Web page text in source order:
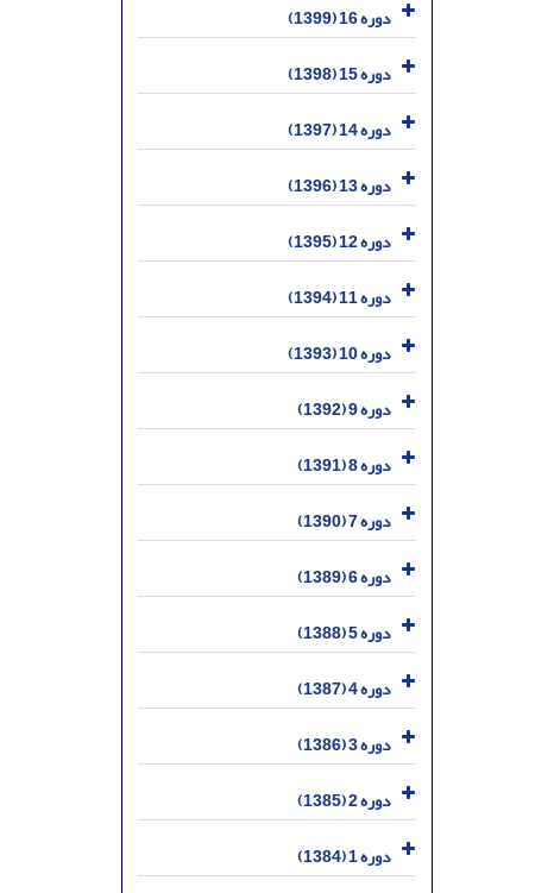
دوره 16 (1399)
دوره 15 (1398)
دوره 14 (1397)
دوره 13 (1396)
دوره 12 (1395)
دوره 11 (1394)
دوره 10 (1393)
دوره 9 (1392)
دوره 8 (1391)
دوره 7 (1390)
دوره 6 (1389)
دوره 5 (1388)
دوره 4 (1387)
دوره 3 (1386)
دوره 2 (1385)
دوره 1 (1384)